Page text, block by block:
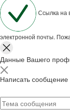
Ссылка на
электронной почты.
Данные Вашего
Написать сообщение